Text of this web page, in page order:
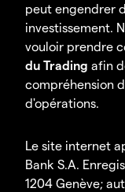
peut engendrer
investissement.
vouloir prendre
du Trading afin
compréhension
d'opérations.
Le site internet
Bank S.A.
1204 Genève;